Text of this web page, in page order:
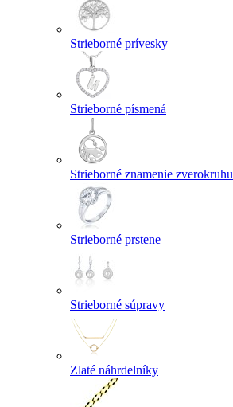
Strieborné prívesky
Strieborné písmená
Strieborné znamenie zverokruhu
Strieborné prstene
Strieborné súpravy
Zlaté náhrdelníky